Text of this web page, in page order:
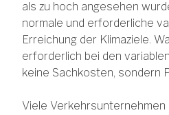
als zu hoch angesehen
normale und erforderliche
Erreichung der Klimaziele.
erforderlich bei den
keine Sachkosten, sondern
Viele